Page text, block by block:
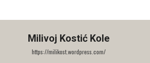
Milivoj Kostić Kole
https://milikost.wordpress.com/